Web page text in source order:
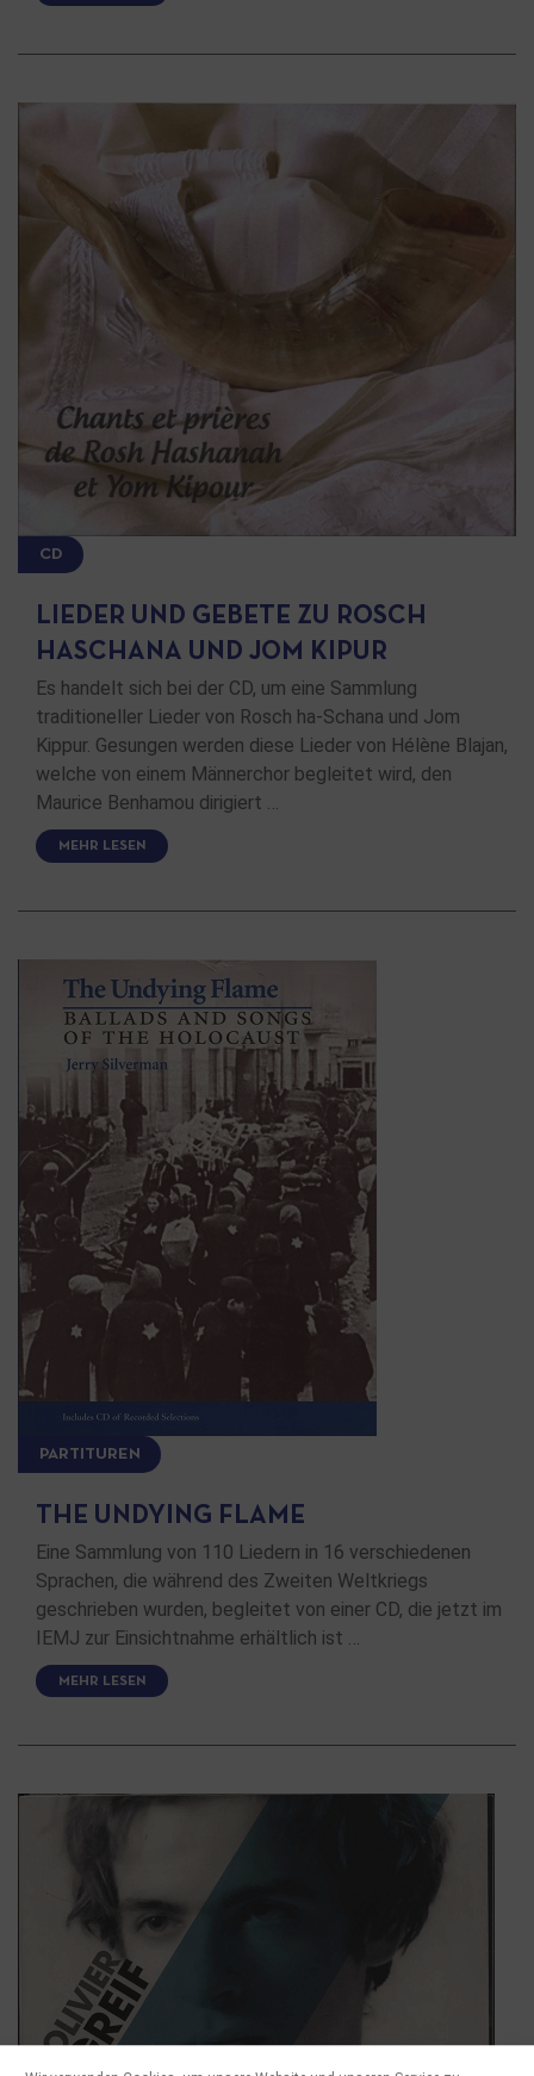
CD
LIEDER UND GEBETE ZU ROSCH
HASCHANA UND JOM KIPUR
Es handelt sich bei der CD, um eine Sammlung
traditioneller Lieder von Rosch ha-Schana und Jom
Kippur. Gesungen werden diese Lieder von Hélène Blajan,
welche von einem Männerchor begleitet wird, den
Maurice Benhamou dirigiert …
MEHR LESEN
PARTITUREN
THE UNDYING FLAME
Eine Sammlung von 110 Liedern in 16 verschiedenen
Sprachen, die während des Zweiten Weltkriegs
geschrieben wurden, begleitet von einer CD, die jetzt im
IEMJ zur Einsichtnahme erhältlich ist …
MEHR LESEN